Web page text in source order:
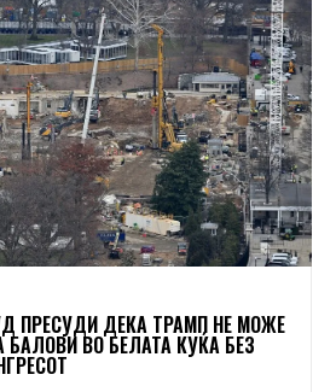
ПРЕСУДИ ДЕКА ТРАМП НЕ МОЖЕ
ВО БЕЛАТА КУЌА БЕЗ